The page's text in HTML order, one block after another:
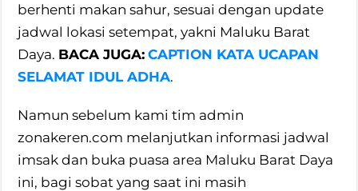
berhenti makan sahur, sesuai dengan update
jadwal lokasi setempat, yakni Maluku Barat
Daya. BACA JUGA: CAPTION KATA UCAPAN
SELAMAT IDUL ADHA.
Namun sebelum kami tim admin
zonakeren.com melanjutkan informasi jadwal
imsak dan buka puasa area Maluku Barat Daya
ini, bagi sobat yang saat ini masih